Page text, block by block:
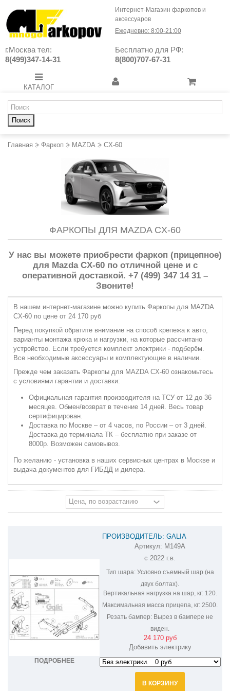
Интернет-Магазин фаркопов и
аксессуаров
Ежедневно: 8:00-21:00
г.Москва тел:
8(499)347-14-31
Бесплатно для РФ:
8(800)707-67-31
КАТАЛОГ
Поиск
Главная > Фаркоп > MAZDA > CX-60
ФАРКОПЫ ДЛЯ MAZDA CX-60
У нас вы можете приобрести фаркоп (прицепное)
для Mazda CX-60 по отличной цене и с
оперативной доставкой. +7 (499) 347 14 31 –
Звоните!
В нашем интернет-магазине можно купить Фаркопы для MAZDA
CX-60 по цене от 24 170 руб
Перед покупкой обратите внимание на способ крепежа к авто,
варианты монтажа крюка и нагрузки, на которые рассчитано
устройство. Если требуется комплект электрики - подберём.
Все необходимые аксессуары и комплектующие в наличии.
Прежде чем заказать Фаркопы для MAZDA CX-60 ознакомьтесь
с условиями гарантии и доставки:
Официальная гарантия производителя на ТСУ от 12 до 36
месяцев. Обмен/возврат в течение 14 дней. Весь товар
сертифицирован.
Доставка по Москве – от 4 часов, по России – от 3 дней.
Доставка до терминала ТК – бесплатно при заказе от
8000р. Возможен самовывоз.
По желанию - установка в наших сервисных центрах в Москве и
выдача документов для ГИБДД и дилера.
ПОДРОБНЕЕ
ПРОИЗВОДИТЕЛЬ: GALIA
ОЦИНКОВАННЫЙ ФАРКОП НА MAZDA
CX-60 M149A
Артикул: M149A
с 2022 г.в.
Тип шара:Условно съемный шар (на
двух болтах).
Вертикальная нагрузка на шар, кг:120.
Максимальная масса прицепа, кг: 2500.
Резать бампер: Вырез в бампере не
виден.
24 170 руб
Добавить электрику
В КОРЗИНУ